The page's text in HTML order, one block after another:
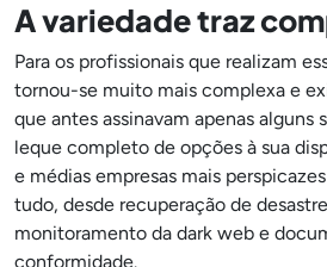
A variedade traz
Para os profissionais que realizam
tornou-se muito mais complexa e
que antes assinavam apenas alguns
leque completo de opções à sua
e médias empresas mais
tudo, desde recuperação de
monitoramento da dark web e
conformidade.